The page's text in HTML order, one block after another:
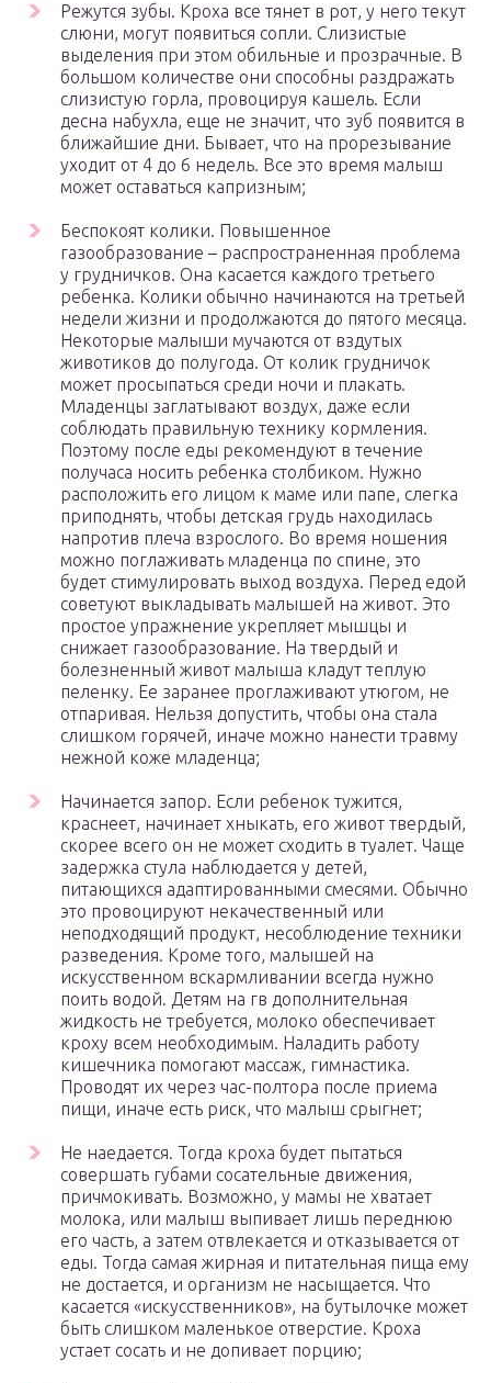
Режутся зубы. Кроха все тянет в рот, у него текут
слюни, могут появиться сопли. Слизистые
выделения при этом обильные и прозрачные. В
большом количестве они способны раздражать
слизистую горла, провоцируя кашель. Если
десна набухла, еще не значит, что зуб появится в
ближайшие дни. Бывает, что на прорезывание
уходит от 4 до 6 недель. Все это время малыш
может оставаться капризным;
Беспокоят колики. Повышенное
газообразование – распространенная проблема
у грудничков. Она касается каждого третьего
ребенка. Колики обычно начинаются на третьей
недели жизни и продолжаются до пятого месяца.
Некоторые малыши мучаются от вздутых
животиков до полугода. От колик грудничок
может просыпаться среди ночи и плакать.
Младенцы заглатывают воздух, даже если
соблюдать правильную технику кормления.
Поэтому после еды рекомендуют в течение
получаса носить ребенка столбиком. Нужно
расположить его лицом к маме или папе, слегка
приподнять, чтобы детская грудь находилась
напротив плеча взрослого. Во время ношения
можно поглаживать младенца по спине, это
будет стимулировать выход воздуха. Перед едой
советуют выкладывать малышей на живот. Это
простое упражнение укрепляет мышцы и
снижает газообразование. На твердый и
болезненный живот малыша кладут теплую
пеленку. Ее заранее проглаживают утюгом, не
отпаривая. Нельзя допустить, чтобы она стала
слишком горячей, иначе можно нанести травму
нежной коже младенца;
Начинается запор. Если ребенок тужится,
краснеет, начинает хныкать, его живот твердый,
скорее всего он не может сходить в туалет. Чаще
задержка стула наблюдается у детей,
питающихся адаптированными смесями. Обычно
это провоцируют некачественный или
неподходящий продукт, несоблюдение техники
разведения. Кроме того, малышей на
искусственном вскармливании всегда нужно
поить водой. Детям на гв дополнительная
жидкость не требуется, молоко обеспечивает
кроху всем необходимым. Наладить работу
кишечника помогают массаж, гимнастика.
Проводят их через час-полтора после приема
пищи, иначе есть риск, что малыш срыгнет;
Не наедается. Тогда кроха будет пытаться
совершать губами сосательные движения,
причмокивать. Возможно, у мамы не хватает
молока, или малыш выпивает лишь переднюю
его часть, а затем отвлекается и отказывается от
еды. Тогда самая жирная и питательная пища ему
не достается, и организм не насыщается. Что
касается «искусственников», на бутылочке может
быть слишком маленькое отверстие. Кроха
устает сосать и не допивает порцию;